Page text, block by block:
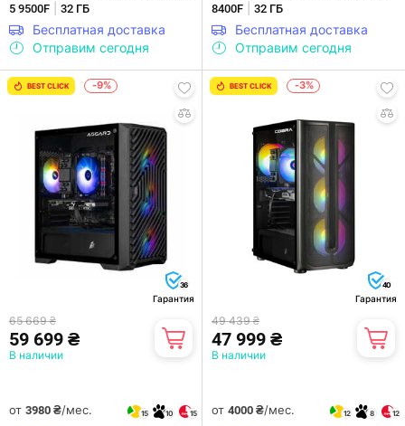
5 9500F
32 ГБ
Бесплатная доставка
Отправим сегодня
8400F
32 ГБ
Бесплатная доставка
Отправим сегодня
BEST CLICK -9%
36
Гарантия
65 669 ₴
59 699 ₴
В наличии
от 3980 ₴/мес. 15 10 15
BEST CLICK -3%
40
Гарантия
49 439 ₴
47 999 ₴
В наличии
от 4000 ₴/мес. 12 8 12